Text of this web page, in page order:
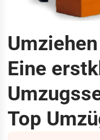
Eine
Top